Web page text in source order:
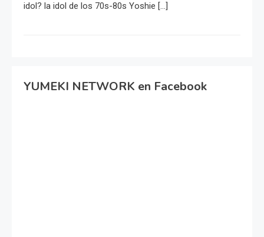
idol? la idol de los 70s-80s Yoshie […]
YUMEKI NETWORK en Facebook